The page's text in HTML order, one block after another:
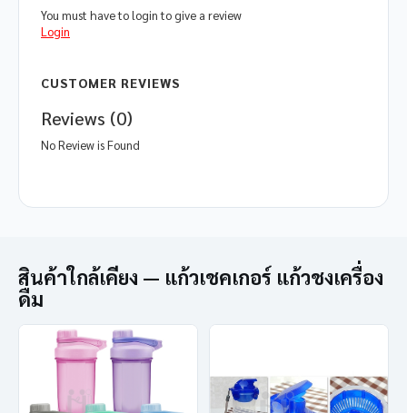
You must have to login to give a review
Login
CUSTOMER REVIEWS
Reviews (0)
No Review is Found
สินค้าใกล้เคียง — แก้วเชคเกอร์ แก้วชงเครื่อง
ดื่ม